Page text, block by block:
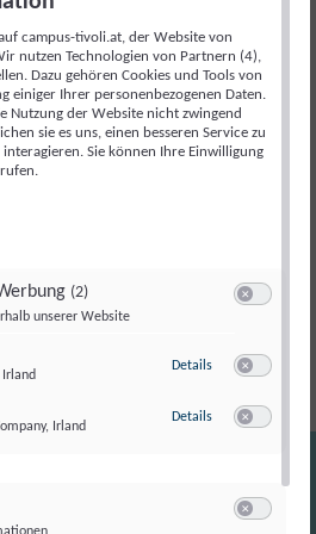
für die politikwissenschaftliche
Die50. Ausgabe des
aus Wissenschaft und Politik
campus-tivoli.at, der Website von
nutzen Technologien von Partnern (4),
Dazu gehören Cookies und Tools von
einiger Ihrer personenbezogenen Daten.
Nutzung der Website nicht zwingend
sie es uns, einen besseren Service zu
Sie können Ihre Einwilligung
(2)
unserer Website
Details zu Meta Pixel
Irland
Details zu LinkedIn Pixel
Switch